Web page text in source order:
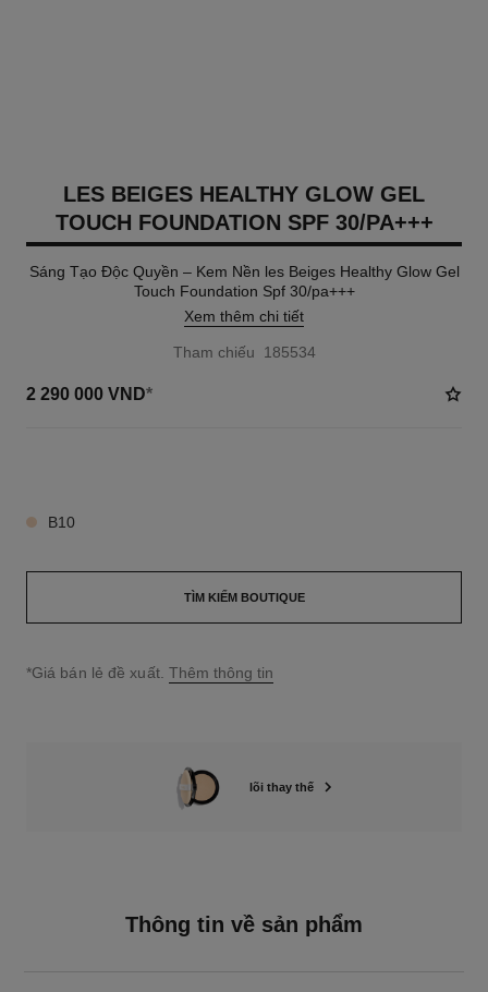
LES BEIGES HEALTHY GLOW GEL
TOUCH FOUNDATION SPF 30/PA+++
Sáng Tạo Độc Quyền – Kem Nền les Beiges Healthy Glow Gel
Touch Foundation Spf 30/pa+++
Xem thêm chi tiết
Tham chiếu 185534
2 290 000 VND*
B10
TÌM KIẾM BOUTIQUE
↩
*Giá bán lẻ đề xuất. Thêm thông tin
lõi thay thế
Thông tin về sản phẩm